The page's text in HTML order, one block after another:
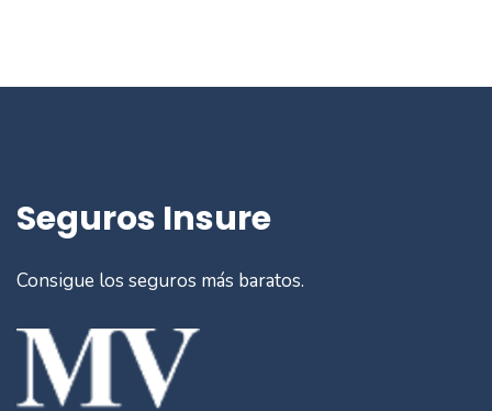
Seguros Insure
Consigue los seguros más baratos.